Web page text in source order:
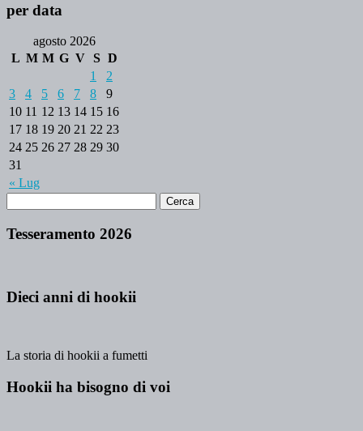
per data
agosto 2026
L M M G V S D
« Lug
1
2
3
4 5 6 7 8
9
10 11 12 13 14 15 16
17 18 19 20 21 22 23
24 25 26 27 28 29 30
31
Tesseramento 2026
Dieci anni di hookii
La storia di hookii a fumetti
Hookii ha bisogno di voi